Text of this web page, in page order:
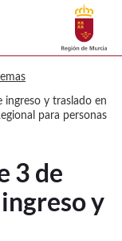
1996, de
Buscar
y traslado en
para personas
3 de
y